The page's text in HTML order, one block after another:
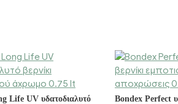
Life UV υδατοδιαλυτό
Bondex Perfect